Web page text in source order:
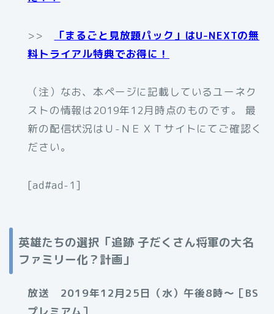
>>
「まるごと見放題パック」はU-NEXTの無
料トライアル特典でお得に！
（注）なお、本ページに記載しているユーネク
ストの情報は2019年12月時点のものです。 最
新の配信状況はＵ-ＮＥＸＴサイトにてご確認く
ださい。
[ad#ad-1]
英雄たちの選択「追跡 子だくさん将軍の大名
ファミリー化？計画」
放送 2019年12月25日（水）午後8時～［BS